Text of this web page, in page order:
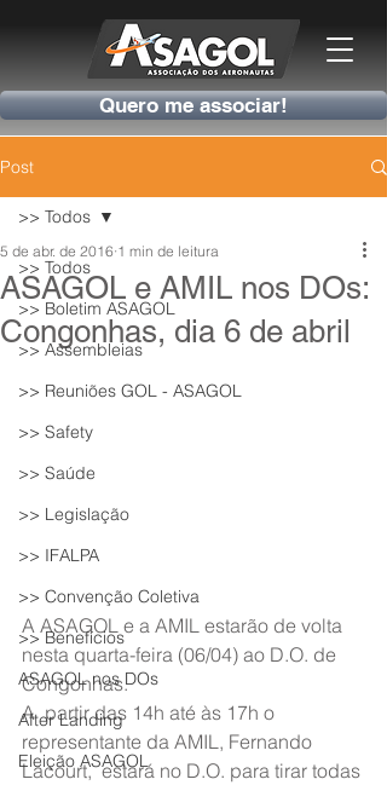
Quero me associar!
Post
>> Todos
>> Boletim ASAGOL
>> Assembleias
>> Reuniões GOL - ASAGOL
>> Safety
>> Saúde
>> Legislação
>> IFALPA
>> Convenção Coletiva
>> Benefícios
ASAGOL nos DOs
After Landing
Eleição ASAGOL
>> Todos
ASAGOL e AMIL nos DOs:
Congonhas, dia 6 de abril
5 de abr. de 2016 1 min de leitura
A ASAGOL e a AMIL estarão de volta
nesta quarta-feira (06/04) ao D.O. de
Congonhas.
A  partir das 14h até às 17h o
representante da AMIL, Fernando
Lacourt,  estará no D.O. para tirar todas